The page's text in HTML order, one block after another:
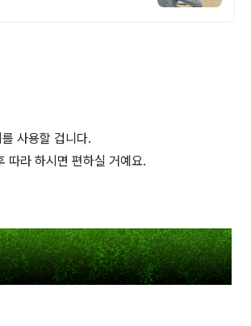
사용할 겁니다.
따라 하시면 편하실 거예요.